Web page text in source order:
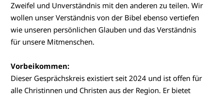
Zweifel und Unverständnis mit den anderen zu teilen. Wir
wollen unser Verständnis von der Bibel ebenso vertiefen
wie unseren persönlichen Glauben und das Verständnis
für unsere Mitmenschen.
Vorbeikommen:
Dieser Gesprächskreis existiert seit 2024 und ist offen für
alle Christinnen und Christen aus der Region. Er bietet